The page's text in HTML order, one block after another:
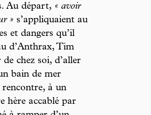
Au départ, « avoir
» s’appliquaient au
et dangers qu’il
d’Anthrax, Tim
chez soi, d’aller
bain de mer
à un
hère accablé par